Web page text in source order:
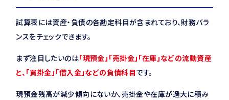
試算表には資産・負債の各勘定科目が含まれており、財務バラ
ンスをチェックできます。
まず注目したいのは「現預金」「売掛金」「在庫」などの流動資産
と、「買掛金」「借入金」などの負債科目です。
現預金残高が減少傾向にないか、売掛金や在庫が過大に積み